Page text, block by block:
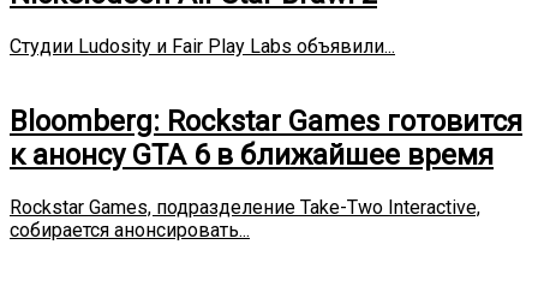
Студии Ludosity и Fair Play Labs объявили...
Bloomberg: Rockstar Games готовится
к анонсу GTA 6 в ближайшее время
Rockstar Games, подразделение Take-Two Interactive,
собирается анонсировать...